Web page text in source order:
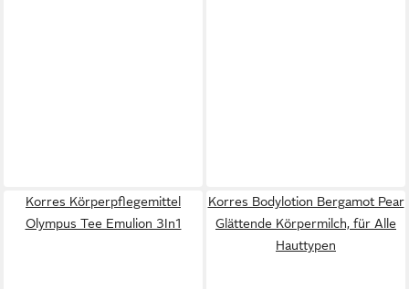
Korres Körperpflegemittel
Olympus Tee Emulion 3In1
Korres Bodylotion Bergamot Pear
Glättende Körpermilch, für Alle
Hauttypen